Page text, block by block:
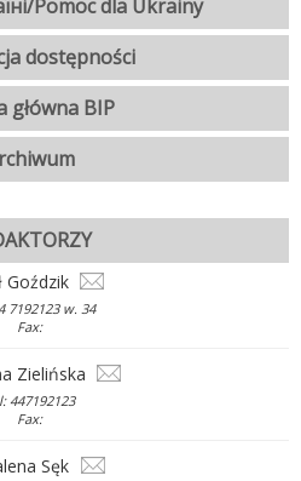
Pomoc dla Ukrainy
dostępności
główna BIP
Goździk
7192123 w. 34
Fax:
Zielińska
447192123
Fax:
Sęk